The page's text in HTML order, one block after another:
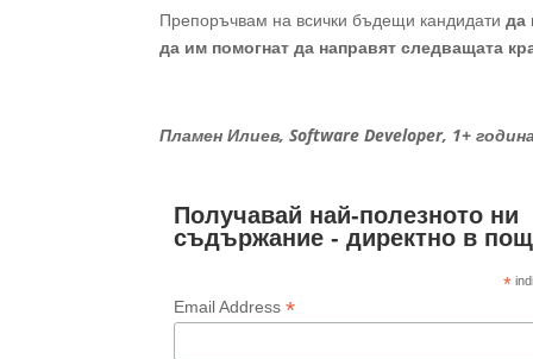
Препоръчвам на всички бъдещи кандидатида
да им помогнат да направят следващата
Пламен Илиев, Software Developer, 1+
Получавай най-полезното ни
съдържание - директно в
*
Email Address*